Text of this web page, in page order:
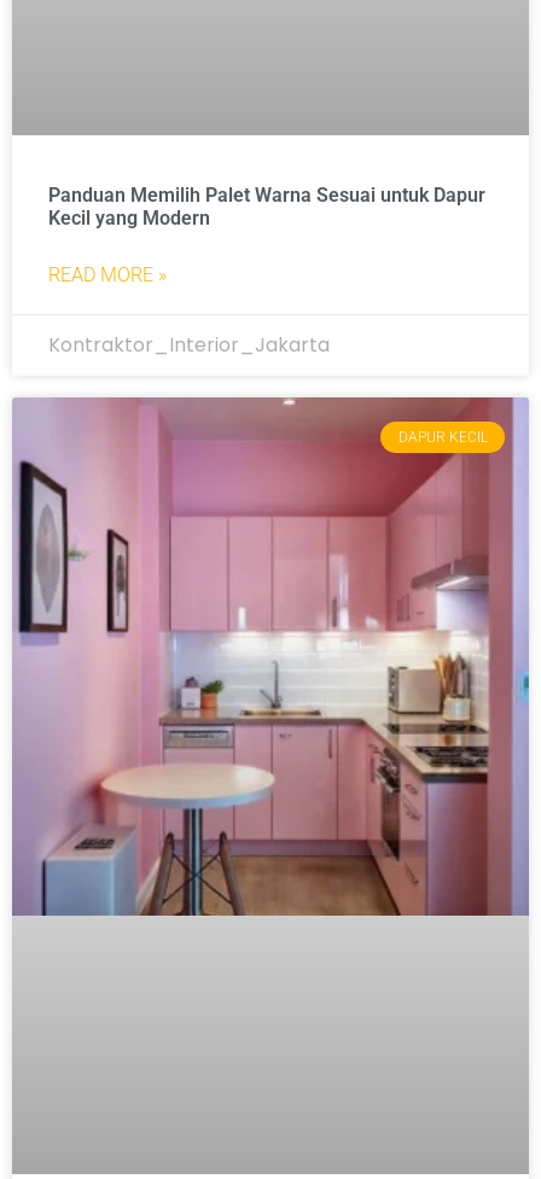
Panduan Memilih Palet Warna Sesuai untuk Dapur
Kecil yang Modern
READ MORE »
Kontraktor_Interior_Jakarta
DAPUR KECIL